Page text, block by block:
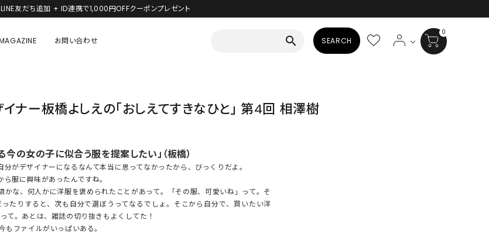
ALL
OUTER
ALL
ニャニィニュニェニョン
Hohokam DINER
シナモロール
MIKIOSAKABE・THREE TREASURES
お問い合わせ search SEARCH
0
ー板橋よしえの「おしえてすきなひと」 第4回 相澤樹
今の女の子に似合う服を提案したい」（板橋）
がデザイナーになるなんて本当に思ってなかったから、びっくりだよ。
服に興味があったんですね。
な、何人かに洋服を褒められたことがあって。「その服、可愛いね」って。そ
たりすると、次も自分で選ぼうってなるでしょ。そこから自分で、買いたい洋
て。あとは、雑誌の切り抜きもよくしてた！
ファイルがいっぱいある。